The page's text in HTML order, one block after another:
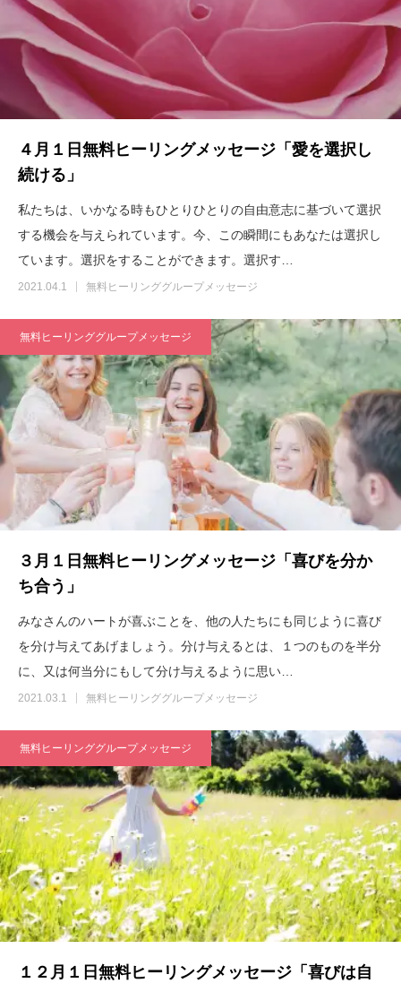
４月１日無料ヒーリングメッセージ「愛を選択し
続ける」
私たちは、いかなる時もひとりひとりの自由意志に基づいて選択
する機会を与えられています。今、この瞬間にもあなたは選択し
ています。選択をすることができます。選択す…
2021.04.1 無料ヒーリンググループメッセージ
無料ヒーリンググループメッセージ
３月１日無料ヒーリングメッセージ「喜びを分か
ち合う」
みなさんのハートが喜ぶことを、他の人たちにも同じように喜び
を分け与えてあげましょう。分け与えるとは、１つのものを半分
に、又は何当分にもして分け与えるように思い…
2021.03.1 無料ヒーリンググループメッセージ
無料ヒーリンググループメッセージ
１２月１日無料ヒーリングメッセージ「喜びは自